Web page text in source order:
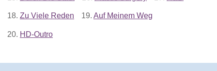
18. Zu Viele Reden 19. Auf Meinem Weg
20. HD-Outro